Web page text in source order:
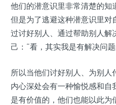
他们的潜意识里非常清楚的知
但是为了逃避这种潜意识里对
过讨好别人、通过帮助别人解
己：“看，其实我是有解决问
所以当他们讨好别人、为别
内心深处会有一种愉悦感和自
是有价值的，他们也能以此为